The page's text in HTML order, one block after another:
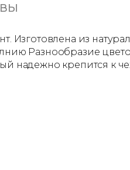
Изготовлена из
Разнообразие
надежно крепится к